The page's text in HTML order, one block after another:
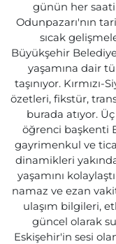
günün her saati
Odunpazarı'nın
sıcak
Büyükşehir
yaşamına dair
taşınıyor.
özetleri, fikstür,
burada atıyor.
öğrenci başkenti
gayrimenkul ve
dinamikleri
yaşamını
namaz ve ezan
ulaşım bilgileri,
güncel olarak
Eskişehir'in sesi